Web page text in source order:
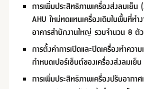
การเพิ่มประสิทธิภาพเครื่องส่งลมเย็น
AHU ใหม่ทดแทนเครื่องเดิมในพื้นที่ทำ
อาคารสำนักงานใหญ่ รวมจำนวน 8 ตัว
การตั้งค่าการเปิดและปิดเครื่องทำคว
กำหนดเปอร์เซ็นต์ของเครื่องส่งลมเย็
การเพิ่มประสิทธิภาพเครื่องปรับอาก